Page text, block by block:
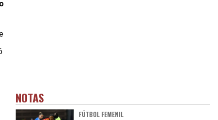
NOTAS
FÚTBOL FEMENIL